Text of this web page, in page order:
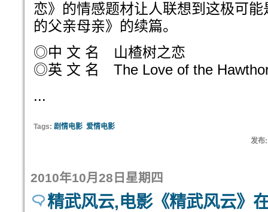
恋》的情感题材让人联想到这极可
的父亲母亲》的续篇。
◎中 文 名 山楂树之恋
◎英 文 名 The Love of the
...
Tags: 剧情电影 爱情电影
发布
2010年10月28日星期四
精武风云,电影《精武风云》